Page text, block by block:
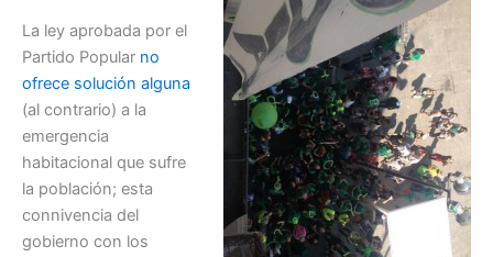
La ley aprobada por el
Partido Popular no
ofrece solución alguna
(al contrario) a la
emergencia
habitacional que sufre
la población; esta
connivencia del
gobierno con los